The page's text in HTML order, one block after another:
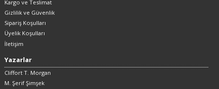
Kargo ve Teslimat
Gizlilik ve Güvenlik
Sipariş Koşulları
Üyelik Koşulları
İletişim
Yazarlar
Cliffort T. Morgan
M. Şerif Şimşek